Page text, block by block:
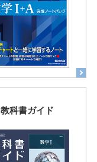
教科書ガイド